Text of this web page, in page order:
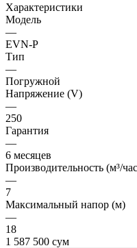
Характеристики
Модель
—
EVN-P
Тип
—
Погружной
Напряжение (V)
—
250
Гарантия
—
6 месяцев
Производительность (м³/
—
7
Максимальный напор (м)
—
18
1 587 500 сум